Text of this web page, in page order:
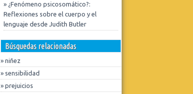
CICLO DE ATENEOS CLÍNICOS
VIRTUAL Y GRATUITO.
Martes 14 de julio, de 12.30 a 14 hs.
Virtual.
El dispositivo de admisión de niños y
niñas en un hospital público.
Presenta: Lic. Eugenia Sorgen.
» ¿Fenómeno psicosomático?:
Reflexiones sobre el cuerpo y el
lenguaje desde Judith Butler
Búsquedas relacionadas
» niñez
» sensibilidad
» prejuicios